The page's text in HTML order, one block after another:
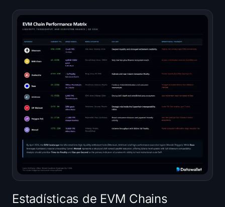
Estadísticas de EVM Chains